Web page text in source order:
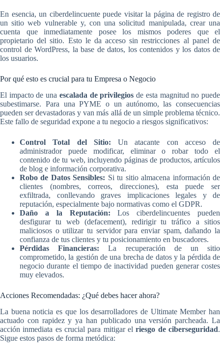
En esencia, un ciberdelincuente puede visitar la página de registro de
un sitio web vulnerable y, con una solicitud manipulada, crear una
cuenta que inmediatamente posee los mismos poderes que el
propietario del sitio. Esto le da acceso sin restricciones al panel de
control de WordPress, la base de datos, los contenidos y los datos de
los usuarios.
Por qué esto es crucial para tu Empresa o Negocio
El impacto de una escalada de privilegios de esta magnitud no puede
subestimarse. Para una PYME o un autónomo, las consecuencias
pueden ser devastadoras y van más allá de un simple problema técnico.
Este fallo de seguridad expone a tu negocio a riesgos significativos:
Control Total del Sitio: Un atacante con acceso de
administrador puede modificar, eliminar o robar todo el
contenido de tu web, incluyendo páginas de productos, artículos
de blog e información corporativa.
Robo de Datos Sensibles: Si tu sitio almacena información de
clientes (nombres, correos, direcciones), esta puede ser
exfiltrada, conllevando graves implicaciones legales y de
reputación, especialmente bajo normativas como el GDPR.
Daño a la Reputación: Los ciberdelincuentes pueden
desfigurar tu web (defacement), redirigir tu tráfico a sitios
maliciosos o utilizar tu servidor para enviar spam, dañando la
confianza de tus clientes y tu posicionamiento en buscadores.
Pérdidas Financieras: La recuperación de un sitio
comprometido, la gestión de una brecha de datos y la pérdida de
negocio durante el tiempo de inactividad pueden generar costes
muy elevados.
Acciones Recomendadas: ¿Qué debes hacer ahora?
La buena noticia es que los desarrolladores de Ultimate Member han
actuado con rapidez y ya han publicado una versión parcheada. La
acción inmediata es crucial para mitigar elriesgo de ciberseguridad.
Sigue estos pasos de forma metódica: